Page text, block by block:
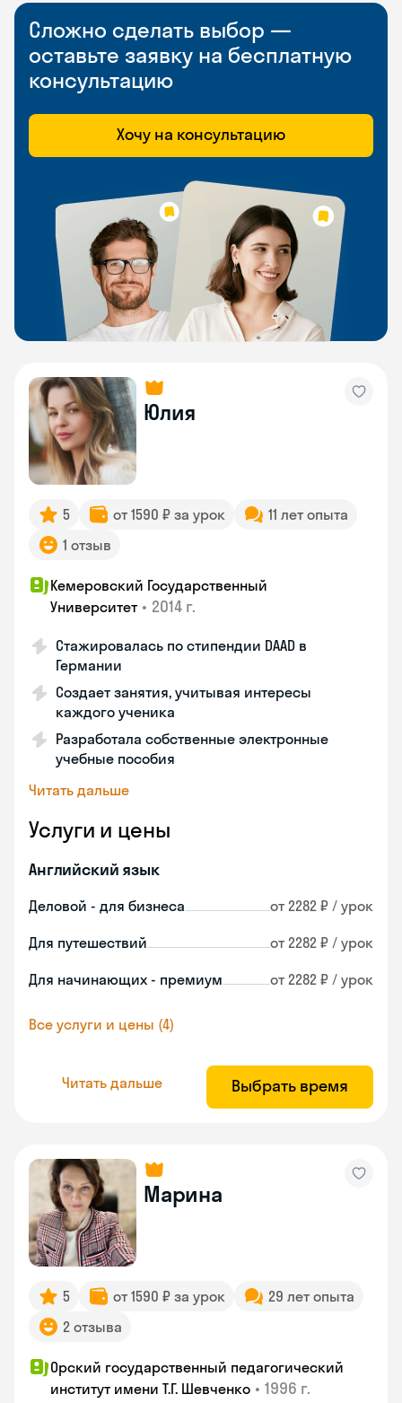
Сложно сделать выбор —
оставьте заявку на бесплатную
консультацию
Хочу на консультацию
Юлия
5 от 1590 ₽ за урок
11 лет опыта
1 отзыв
Кемеровский Государственный
Университет • 2014 г.
Стажировалась по стипендии DAAD в
Германии
Создает занятия, учитывая интересы
каждого ученика
Разработала собственные электронные
учебные пособия
Читать дальше
Услуги и цены
Английский язык
Деловой - для бизнеса от 2282 ₽ / урок
Для путешествий от 2282 ₽ / урок
Для начинающих - премиум от 2282 ₽ / урок
Все услуги и цены (4)
Читать дальше Выбрать время
Марина
5 от 1590 ₽ за урок
29 лет опыта
2 отзыва
Орский государственный педагогический
институт имени Т.Г. Шевченко • 1996 г.